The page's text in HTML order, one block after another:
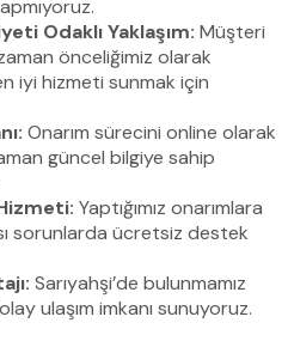
Odaklı Yaklaşım: Müşteri
önceliğimiz olarak
iyi hizmeti sunmak için
Onarım sürecini online olarak
güncel bilgiye sahip
Yaptığımız onarımlara
sorunlarda ücretsiz destek
Sarıyahşi’de bulunmamız
ulaşım imkanı sunuyoruz.